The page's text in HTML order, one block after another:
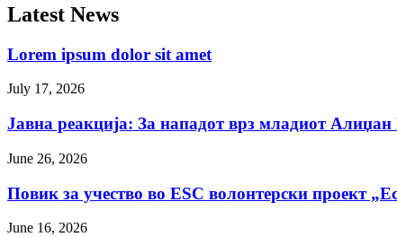
Latest News
Lorem ipsum dolor sit amet
July 17, 2026
Јавна реакција: Зa нападот врз младиот
June 26, 2026
Повик за учество во ESC волонтерски проект
June 16, 2026